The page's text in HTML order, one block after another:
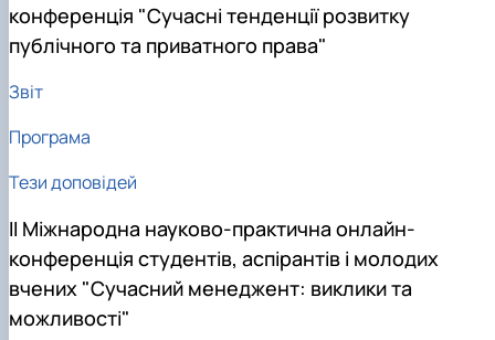
конференція "Сучасні тенденції розвитку
публічного та приватного права"
Звіт
Програма
Тези доповідей
ІІ Міжнародна науково-практична онлайн-
конференція студентів, аспірантів і молодих
вчених "Сучасний менеджент: виклики та
можливості"